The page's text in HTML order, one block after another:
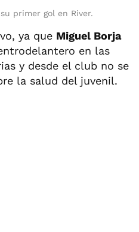
primer gol en River.
ya que Miguel Borja
en las
y desde el club no se
la salud del juvenil.